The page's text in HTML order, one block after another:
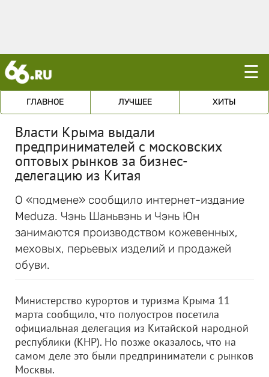
☰
ГЛАВНОЕ ЛУЧШЕЕ ХИТЫ
Власти Крыма выдали
предпринимателей с московских
оптовых рынков за бизнес-
делегацию из Китая
О «подмене» сообщило интернет-издание
Meduza. Чэнь Шаньвэнь и Чэнь Юн
занимаются производством кожевенных,
меховых, перьевых изделий и продажей
обуви.
Министерство курортов и туризма Крыма 11
марта сообщило, что полуостров посетила
официальная делегация из Китайской народной
республики (КНР). Но позже оказалось, что на
самом деле это были предприниматели с рынков
Москвы.